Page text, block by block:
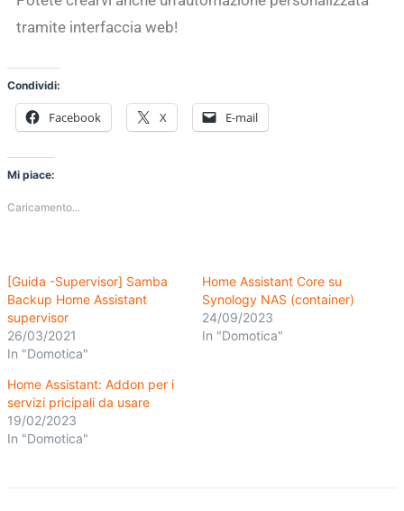
tramite interfaccia web!
Condividi:
Facebook X E-mail
Mi piace:
Caricamento...
[Guida -Supervisor] Samba
Backup Home Assistant
supervisor
26/03/2021
In "Domotica"
Home Assistant Core su
Synology NAS (container)
24/09/2023
In "Domotica"
Home Assistant: Addon per i
servizi pricipali da usare
19/02/2023
In "Domotica"